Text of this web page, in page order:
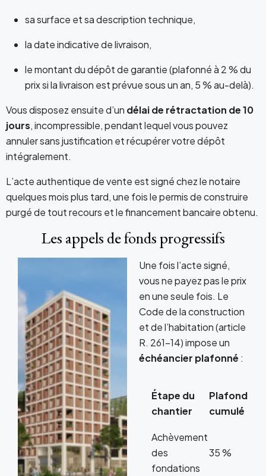
sa surface et sa description technique,
la date indicative de livraison,
le montant du dépôt de garantie (plafonné à 2 % du
prix si la livraison est prévue sous un an, 5 % au-delà).
Vous disposez ensuite d’un délai de rétractation de 10
jours, incompressible, pendant lequel vous pouvez
annuler sans justification et récupérer votre dépôt
intégralement.
L’acte authentique de vente est signé chez le notaire
quelques mois plus tard, une fois le permis de construire
purgé de tout recours et le financement bancaire obtenu.
Les appels de fonds progressifs
Une fois l’acte signé,
vous ne payez pas le prix
en une seule fois. Le
Code de la construction
et de l’habitation (article
R. 261-14) impose un
échéancier plafonné :
Étape du
chantier
Plafond
cumulé
Achèvement
des
fondations
35 %